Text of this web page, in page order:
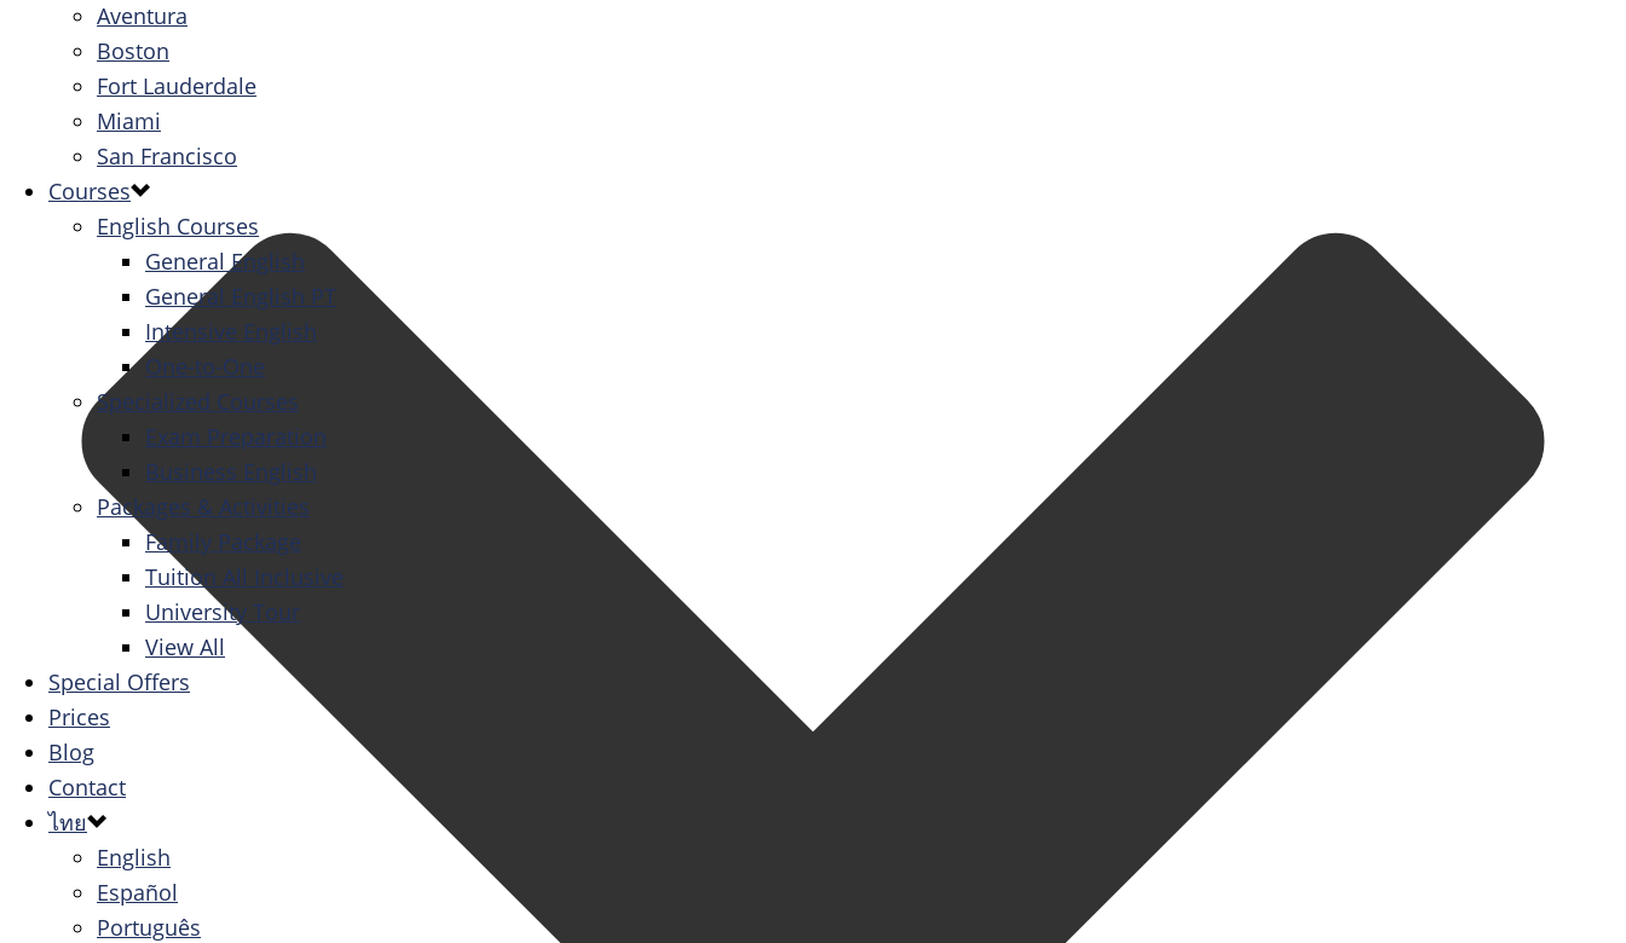
Aventura
Boston
Fort Lauderdale
Miami
San Francisco
Courses
English Courses
General English
General English PT
Intensive English
One-to-One
Specialized Courses
Exam Preparation
Business English
Packages & Activities
Family Package
Tuition All Inclusive
University Tour
View All
Special Offers
Prices
Blog
Contact
ไทย
English
Español
Português